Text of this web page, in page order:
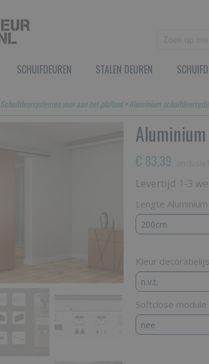
SCHUIFDEUREN STALEN DEUREN
Schuifdeursystemen voor aan het plafond>Aluminium
€ 83,39
Levertijd 1-3
Lengte Aluminium
Kleur
Softclose module